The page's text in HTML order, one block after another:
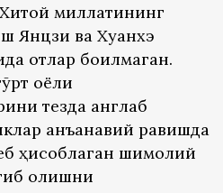
миллатининг
Янцзи ва Хуанхэ
отлар боқилмаган.
оёқли
тезда англаб
анъанавий равишда
ҳисоблаган шимолий
олишни